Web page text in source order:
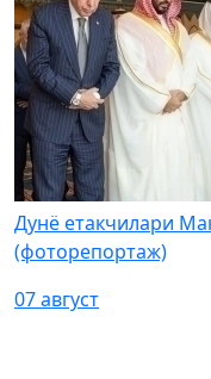
Дунё етакчилари
(фоторепортаж)
07 август